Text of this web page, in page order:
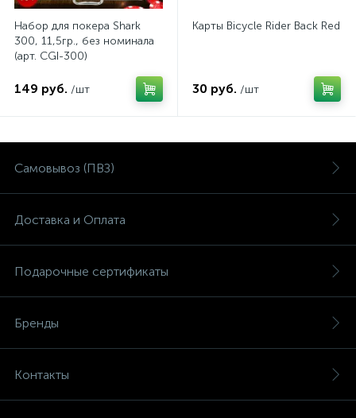
Набор для покера Shark
300, 11,5гр., без номинала
(арт. CGI-300)
149 руб. /шт
Карты Bicycle Rider Back Red
30 руб. /шт
Самовывоз (ПВЗ)
Доставка и Оплата
Подарочные сертификаты
Бренды
Контакты